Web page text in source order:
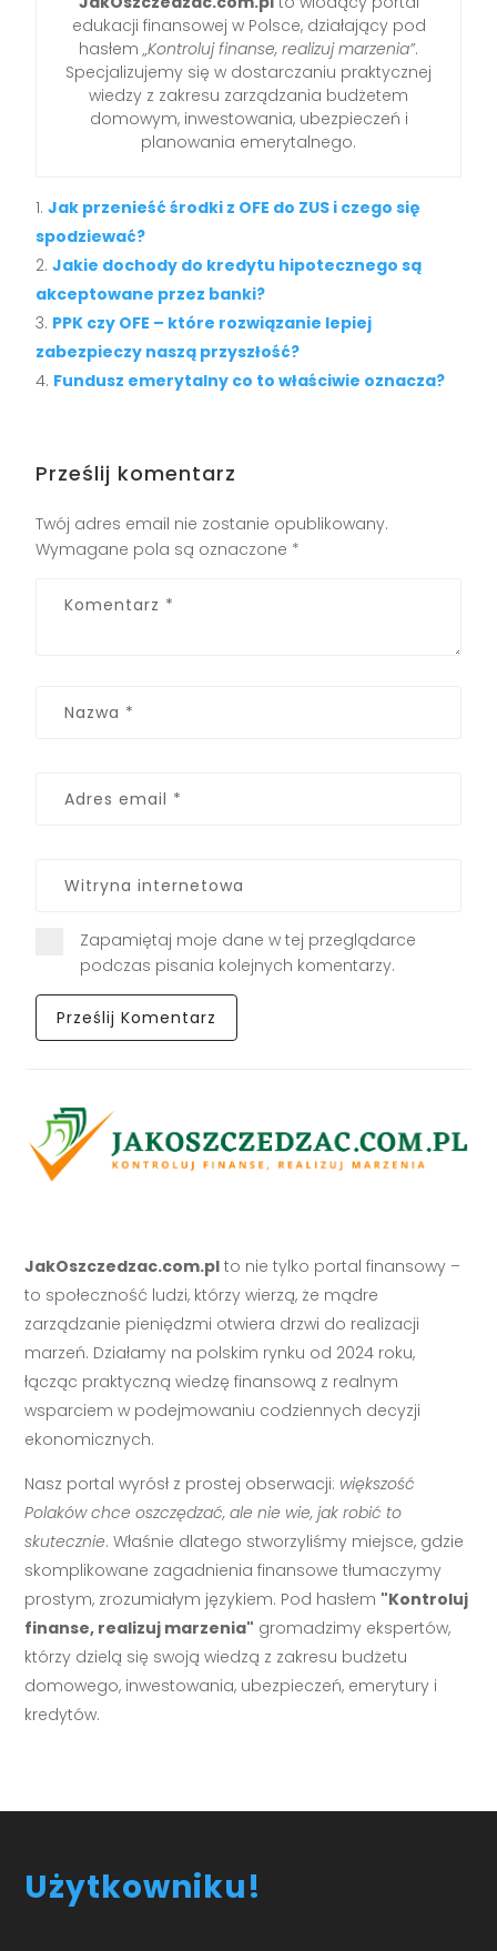
edukacji finansowej w Polsce, działający pod
hasłem „Kontroluj finanse, realizuj marzenia”.
Specjalizujemy się w dostarczaniu praktycznej
wiedzy z zakresu zarządzania budżetem
domowym, inwestowania, ubezpieczeń i
planowania emerytalnego.
Jak przenieść środki z OFE do ZUS i czego się
spodziewać?
Jakie dochody do kredytu hipotecznego są
akceptowane przez banki?
PPK czy OFE – które rozwiązanie lepiej
zabezpieczy naszą przyszłość?
Fundusz emerytalny co to właściwie oznacza?
Prześlij komentarz
Twój adres email nie zostanie opublikowany.
Wymagane pola są oznaczone *
Zapamiętaj moje dane w tej przeglądarce
podczas pisania kolejnych komentarzy.
JakOszczedzac.com.pl to nie tylko portal finansowy –
to społeczność ludzi, którzy wierzą, że mądre
zarządzanie pieniędzmi otwiera drzwi do realizacji
marzeń. Działamy na polskim rynku od 2024 roku,
łącząc praktyczną wiedzę finansową z realnym
wsparciem w podejmowaniu codziennych decyzji
ekonomicznych.
Nasz portal wyrósł z prostej obserwacji: większość
Polaków chce oszczędzać, ale nie wie, jak robić to
skutecznie. Właśnie dlatego stworzyliśmy miejsce, gdzie
skomplikowane zagadnienia finansowe tłumaczymy
prostym, zrozumiałym językiem. Pod hasłem "Kontroluj
finanse, realizuj marzenia" gromadzimy ekspertów,
którzy dzielą się swoją wiedzą z zakresu budżetu
domowego, inwestowania, ubezpieczeń, emerytury i
kredytów.
Użytkowniku!